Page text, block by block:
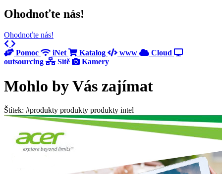
Ohodnoťte nás!
Ohodnoťte nás!
Previous
Pomoc
iNet Katalog www
Cloud
outsourcing
Sítě Kamery
Mohlo by Vás zajímat
Štítek: #produkty produkty produkty intel